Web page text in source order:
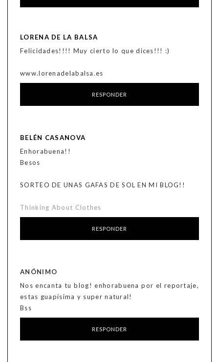
LORENA DE LA BALSA
Felicidades!!!! Muy cierto lo que dices!!! :)
www.lorenadelabalsa.es
RESPONDER
BELÉN CASANOVA
Enhorabuena!!
Besos
SORTEO DE UNAS GAFAS DE SOL EN MI BLOG!!
Thinking About Clothes
RESPONDER
ANÓNIMO
Nos encanta tu blog! enhorabuena por el reportaje,
estas guapísima y super natural!
Bss
RESPONDER